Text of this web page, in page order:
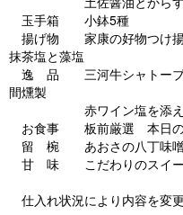
玉手箱 小鉢5種
揚げ物 家康の好物つけ
抹茶塩と藻塩
逸 品 三河牛シャトーブ
間燻製
赤ワイン塩を添え
お食事 板前厳選 本日の
留 椀 あおさの八丁味
甘 味 こだわりのスイー
仕入れ状況により内容を変